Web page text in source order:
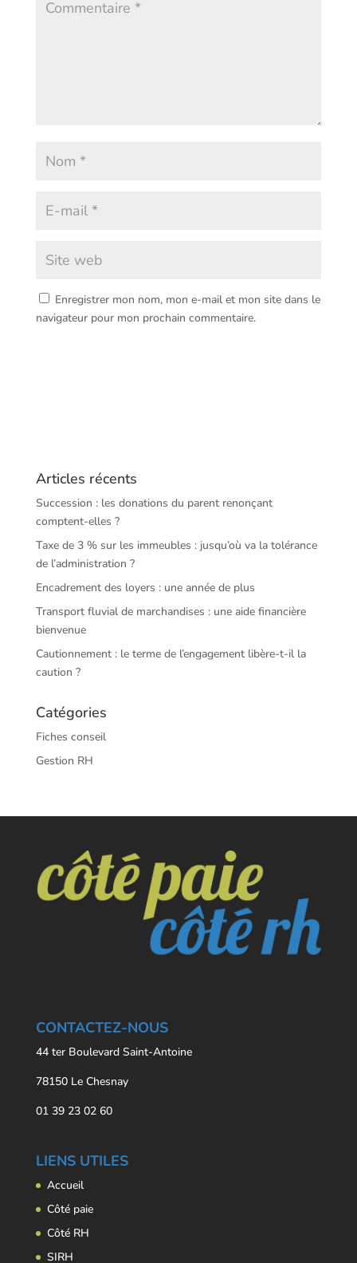
Enregistrer mon nom, mon e-mail et mon site dans le
navigateur pour mon prochain commentaire.
Articles récents
Succession : les donations du parent renonçant
comptent-elles ?
Taxe de 3 % sur les immeubles : jusqu’où va la tolérance
de l’administration ?
Encadrement des loyers : une année de plus
Transport fluvial de marchandises : une aide financière
bienvenue
Cautionnement : le terme de l’engagement libère-t-il la
caution ?
Catégories
Fiches conseil
Gestion RH
CONTACTEZ-NOUS
44 ter Boulevard Saint-Antoine
78150 Le Chesnay
01 39 23 02 60
LIENS UTILES
Accueil
Côté paie
Côté RH
SIRH